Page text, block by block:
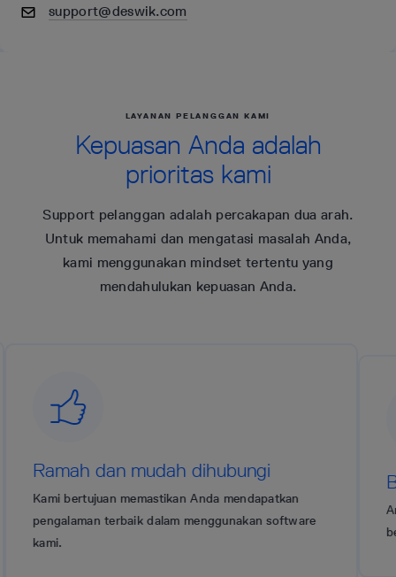
support@deswik.com
LAYANAN PELANGGAN KAMI
Kepuasan Anda adalah
prioritas kami
Support pelanggan adalah percakapan dua arah.
Untuk memahami dan mengatasi masalah Anda,
kami menggunakan mindset tertentu yang
mendahulukan kepuasan Anda.
Ramah dan mudah dihubungi
Kami bertujuan memastikan Anda mendapatkan
pengalaman terbaik dalam menggunakan software
kami.